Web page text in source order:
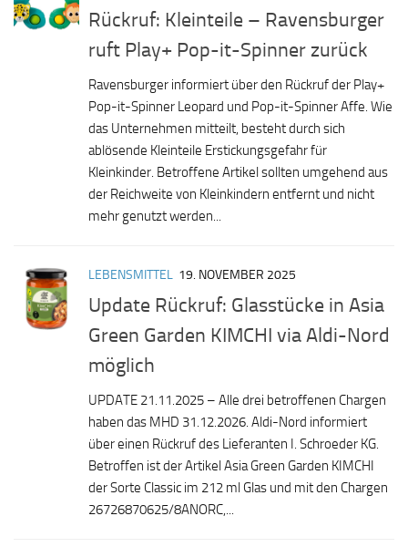
Rückruf: Kleinteile – Ravensburger
ruft Play+ Pop-it-Spinner zurück
Ravensburger informiert über den Rückruf der Play+
Pop-it-Spinner Leopard und Pop-it-Spinner Affe. Wie
das Unternehmen mitteilt, besteht durch sich
ablösende Kleinteile Erstickungsgefahr für
Kleinkinder. Betroffene Artikel sollten umgehend aus
der Reichweite von Kleinkindern entfernt und nicht
mehr genutzt werden...
LEBENSMITTEL 19. NOVEMBER 2025
Update Rückruf: Glasstücke in Asia
Green Garden KIMCHI via Aldi-Nord
möglich
UPDATE 21.11.2025 – Alle drei betroffenen Chargen
haben das MHD 31.12.2026. Aldi-Nord informiert
über einen Rückruf des Lieferanten I. Schroeder KG.
Betroffen ist der Artikel Asia Green Garden KIMCHI
der Sorte Classic im 212 ml Glas und mit den Chargen
26726870625/8ANORC,...